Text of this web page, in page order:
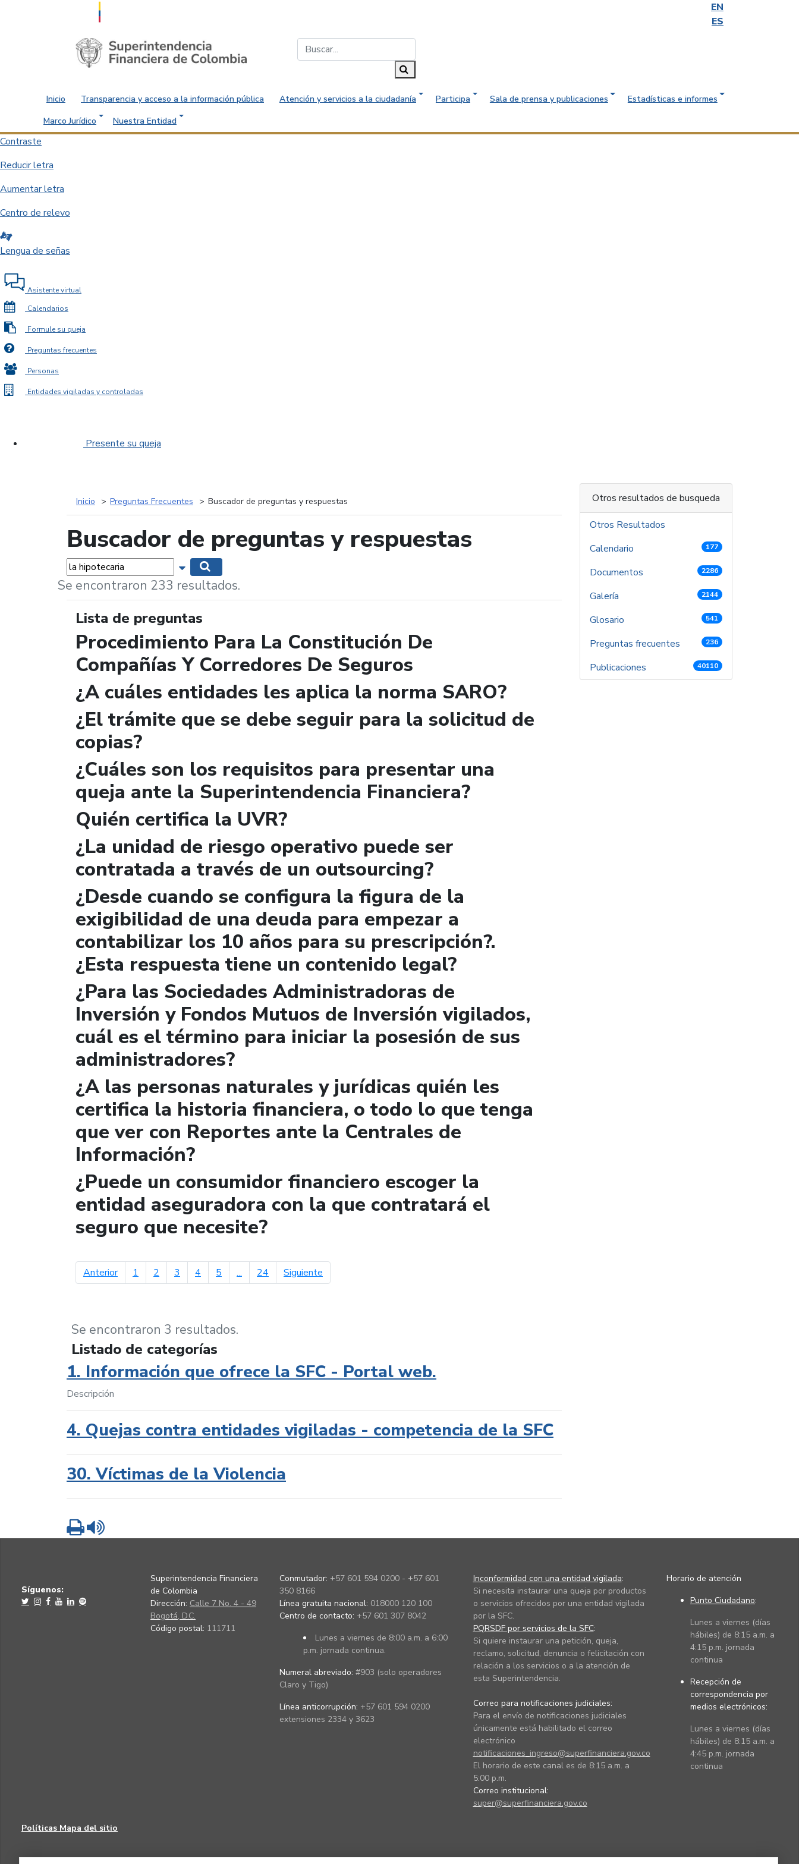
EN
ES
Saltar al contenido principal
Inicio Transparencia y acceso a la información pública Atención y servicios a la ciudadanía Participa Sala de prensa y publicaciones
Estadísticas e informes
Marco Jurídico
Nuestra Entidad
Contraste
Reducir letra
Aumentar letra
Centro de relevo
Lengua de señas
Asistente virtual
Calendarios
Formule su queja
Preguntas frecuentes
Personas
Entidades vigiladas y controladas
Presente su queja
Inicio Preguntas Frecuentes Buscador de preguntas y respuestas
Buscador de preguntas y respuestas
Palabras... Mostrar opciones de búsqueda
Se encontraron 233 resultados.
Lista de preguntas
Procedimiento Para La Constitución De
Compañías Y Corredores De Seguros
¿A cuáles entidades les aplica la norma SARO?
¿El trámite que se debe seguir para la solicitud de
copias?
¿Cuáles son los requisitos para presentar una
queja ante la Superintendencia Financiera?
Quién certifica la UVR?
¿La unidad de riesgo operativo puede ser
contratada a través de un outsourcing?
¿Desde cuando se configura la figura de la
exigibilidad de una deuda para empezar a
contabilizar los 10 años para su prescripción?.
¿Esta respuesta tiene un contenido legal?
¿Para las Sociedades Administradoras de
Inversión y Fondos Mutuos de Inversión vigilados,
cuál es el término para iniciar la posesión de sus
administradores?
¿A las personas naturales y jurídicas quién les
certifica la historia financiera, o todo lo que tenga
que ver con Reportes ante la Centrales de
Información?
¿Puede un consumidor financiero escoger la
entidad aseguradora con la que contratará el
seguro que necesite?
Anteriorpágina anterior
1 2 3 4 5 ... 24 Siguiente
Se encontraron 3 resultados.
Listado de categorías
1. Información que ofrece la SFC - Portal web.
Descripción
4. Quejas contra entidades vigiladas - competencia de la SFC
30. Víctimas de la Violencia
Imprimir
Otros resultados de busqueda
Otros Resultados
Calendario
177
Documentos 2286
Galería 2144
Glosario 541
Preguntas frecuentes 236
Publicaciones 40110
Síguenos:
Superintendencia Financiera
de Colombia
Dirección: Calle 7 No. 4 - 49
Bogotá, D.C.
Código postal: 111711
Conmutador: +57 601 594 0200 - +57 601
350 8166
Línea gratuita nacional: 018000 120 100
Centro de contacto: +57 601 307 8042
Lunes a viernes de 8:00 a.m. a 6:00
p.m. jornada continua.
Numeral abreviado: #903 (solo operadores
Claro y Tigo)
Línea anticorrupción: +57 601 594 0200
extensiones 2334 y 3623
Inconformidad con una entidad vigilada:
Si necesita instaurar una queja por productos
o servicios ofrecidos por una entidad vigilada
por la SFC.
PQRSDF por servicios de la SFC:
Si quiere instaurar una petición, queja,
reclamo, solicitud, denuncia o felicitación con
relación a los servicios o a la atención de
esta Superintendencia.
Correo para notificaciones judiciales:
Para el envío de notificaciones judiciales
únicamente está habilitado el correo
electrónico
notificaciones_ingreso@superfinanciera.gov.co
El horario de este canal es de 8:15 a.m. a
5:00 p.m.
Correo institucional:
super@superfinanciera.gov.co
Horario de atención
Punto Ciudadano:
Lunes a viernes (días
hábiles) de 8:15 a.m. a
4:15 p.m. jornada
continua
Recepción de
correspondencia por
medios electrónicos:
Lunes a viernes (días
hábiles) de 8:15 a.m. a
4:45 p.m. jornada
continua
Políticas Mapa del sitio